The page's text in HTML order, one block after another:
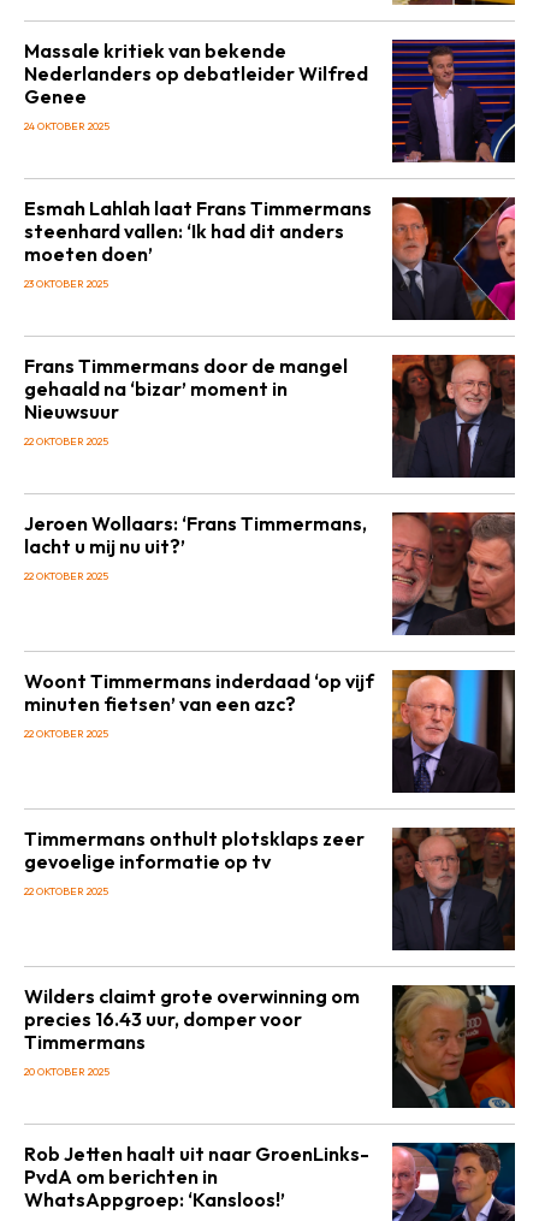
Massale kritiek van bekende
Nederlanders op debatleider Wilfred
Genee
24 OKTOBER 2025
Esmah Lahlah laat Frans Timmermans
steenhard vallen: ‘Ik had dit anders
moeten doen’
23 OKTOBER 2025
Frans Timmermans door de mangel
gehaald na ‘bizar’ moment in
Nieuwsuur
22 OKTOBER 2025
Jeroen Wollaars: ‘Frans Timmermans,
lacht u mij nu uit?’
22 OKTOBER 2025
Woont Timmermans inderdaad ‘op vijf
minuten fietsen’ van een azc?
22 OKTOBER 2025
Timmermans onthult plotsklaps zeer
gevoelige informatie op tv
22 OKTOBER 2025
Wilders claimt grote overwinning om
precies 16.43 uur, domper voor
Timmermans
20 OKTOBER 2025
Rob Jetten haalt uit naar GroenLinks-
PvdA om berichten in
WhatsAppgroep: ‘Kansloos!’